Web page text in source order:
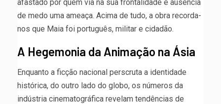
afastado por quem via na sua frontalidade e ausência
de medo uma ameaça. Acima de tudo, a obra recorda-
nos que Maia foi português, militar e cidadão.
A Hegemonia da Animação na Ásia
Enquanto a ficção nacional perscruta a identidade
histórica, do outro lado do globo, os números da
indústria cinematográfica revelam tendências de